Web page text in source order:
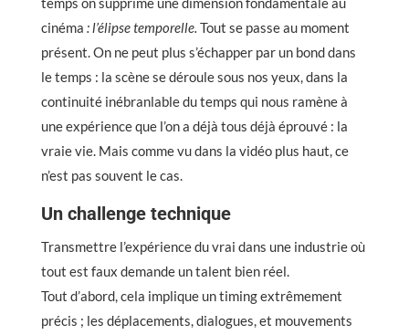
cinéma : l’élipse temporelle. Tout se passe au moment
présent. On ne peut plus s’échapper par un bond dans
le temps : la scène se déroule sous nos yeux, dans la
continuité inébranlable du temps qui nous ramène à
une expérience que l’on a déjà tous déjà éprouvé : la
vraie vie. Mais comme vu dans la vidéo plus haut, ce
n’est pas souvent le cas.
Un challenge technique
Transmettre l’expérience du vrai dans une industrie où
tout est faux demande un talent bien réel.
Tout d’abord, cela implique un timing extrêmement
précis ; les déplacements, dialogues, et mouvements